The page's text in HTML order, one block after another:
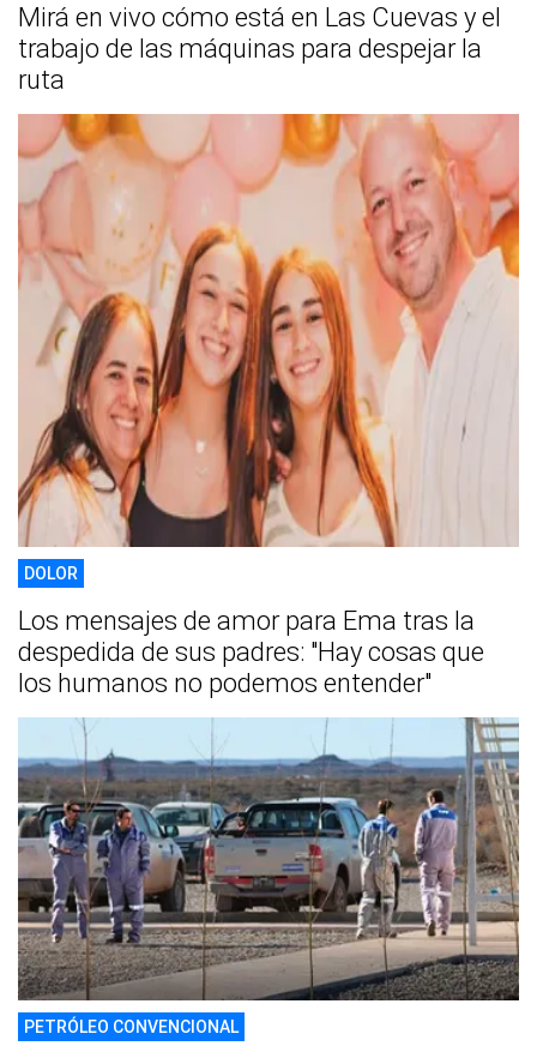
Mirá en vivo cómo está en Las Cuevas y el
trabajo de las máquinas para despejar la
ruta
DOLOR
Los mensajes de amor para Ema tras la
despedida de sus padres: "Hay cosas que
los humanos no podemos entender"
PETRÓLEO CONVENCIONAL